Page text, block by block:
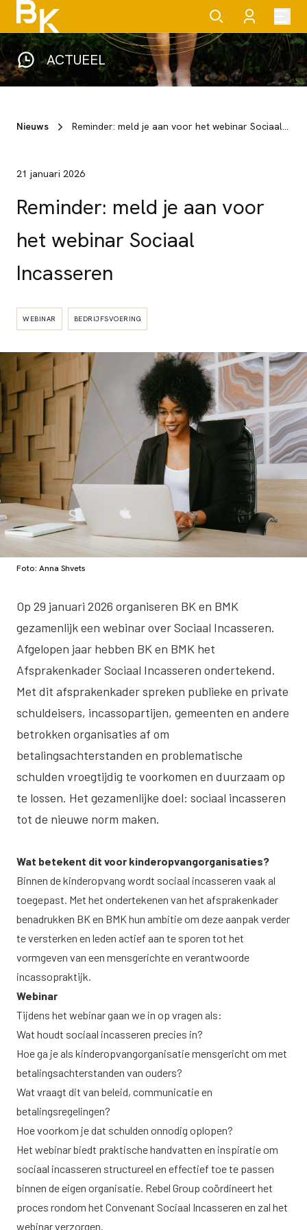
ACTUEEL
Nieuws Reminder: meld je aan voor het webinar Sociaal Incasseren
21 januari 2026
Reminder: meld je aan voor
het webinar Sociaal
Incasseren
WEBINAR BEDRIJFSVOERING
Foto: Anna Shvets
Op 29 januari 2026 organiseren BK en BMK
gezamenlijk een webinar over Sociaal Incasseren.
Afgelopen jaar hebben BK en BMK het
Afsprakenkader Sociaal Incasseren ondertekend.
Met dit afsprakenkader spreken publieke en private
schuldeisers, incassopartijen, gemeenten en andere
betrokken organisaties af om
betalingsachterstanden en problematische
schulden vroegtijdig te voorkomen en duurzaam op
te lossen. Het gezamenlijke doel: sociaal incasseren
tot de nieuwe norm maken.
Wat betekent dit voor kinderopvangorganisaties?
Binnen de kinderopvang wordt sociaal incasseren vaak al
toegepast. Met het ondertekenen van het afsprakenkader
benadrukken BK en BMK hun ambitie om deze aanpak verder
te versterken en leden actief aan te sporen tot het
vormgeven van een mensgerichte en verantwoorde
incassopraktijk.
Webinar
Tijdens het webinar gaan we in op vragen als:
Wat houdt sociaal incasseren precies in?
Hoe ga je als kinderopvangorganisatie mensgericht om met
betalingsachterstanden van ouders?
Wat vraagt dit van beleid, communicatie en
betalingsregelingen?
Hoe voorkom je dat schulden onnodig oplopen?
Het webinar biedt praktische handvatten en inspiratie om
sociaal incasseren structureel en effectief toe te passen
binnen de eigen organisatie. Rebel Group coördineert het
proces rondom het Convenant Sociaal Incasseren en zal het
webinar verzorgen.